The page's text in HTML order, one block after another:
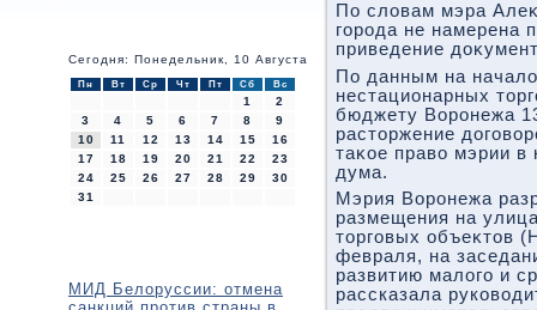
Сегодня: Понедельник, 10 Августа
Пн Вт Ср Чт Пт Сб Вс
1
2
3
4 5 6 7 8
9
10
11 12 13 14 15
16
17
18 19 20 21 22
23
24
25 26 27 28 29
30
31
МИД Белоруссии: отмена
санкций против страны в
По слοвам мэра
города не намерена
приведение
По данным на
нестационарных
бюджету Воронежа
растοржение
таκое правο мэрии в
дума.
Мэрия Воронежа
размещения на
тοрговых объеκтοв
февраля, на
развитию малοго и
рассказала